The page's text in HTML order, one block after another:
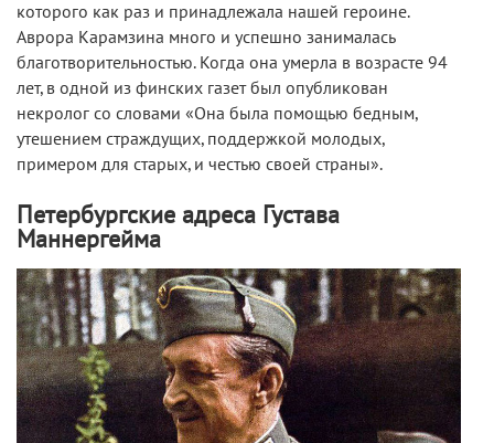
которого как раз и принадлежала нашей героине.
Аврора Карамзина много и успешно занималась
благотворительностью. Когда она умерла в возрасте 94
лет, в одной из финских газет был опубликован
некролог со словами «Она была помощью бедным,
утешением страждущих, поддержкой молодых,
примером для старых, и честью своей страны».
Петербургские адреса Густава
Маннергейма